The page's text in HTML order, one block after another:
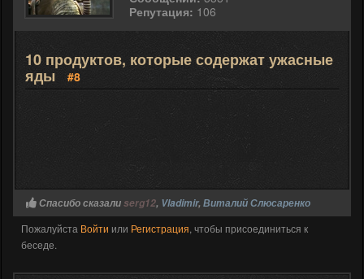
Репутация: 106
10 продуктов, которые содержат ужасные
яды #8
Спасибо сказалиserg12, Vladimir, Виталий Слюсаренко
Пожалуйста Войти или Регистрация, чтобы присоединиться к
беседе.